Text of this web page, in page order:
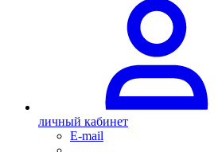
личный кабинет
E-mail